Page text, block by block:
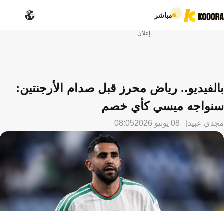
مباشر
إعلان
بالفيديو.. رياض محرز قبل صدام الأرجنتين:
سنواجه ميسي كأي خصم
مجدي عبيد 08 يونيو 2026 08:05